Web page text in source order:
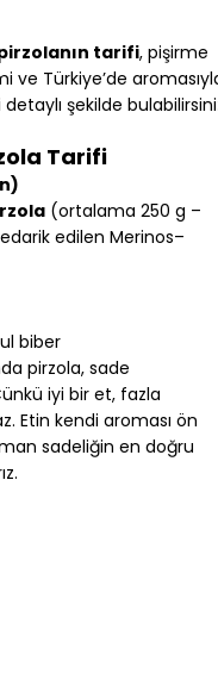
tarifi, pişirme
ve Türkiye’de
şekilde
Tarifi
(ortalama 250 g –
edilen Merinos–
biber
pirzola, sade
iyi bir et, fazla
Etin kendi aroması ön
sadeliğin en doğru